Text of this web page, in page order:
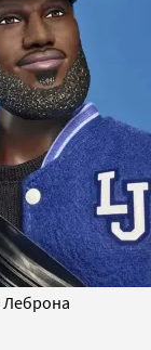
Леброна